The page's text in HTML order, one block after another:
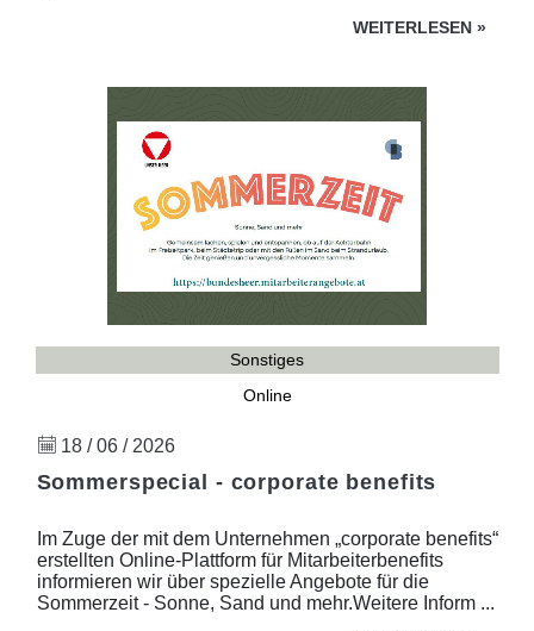
WEITERLESEN »
Sonstiges
Online
18 / 06 / 2026
Sommerspecial - corporate benefits
Im Zuge der mit dem Unternehmen „corporate benefits“
erstellten Online-Plattform für Mitarbeiterbenefits
informieren wir über spezielle Angebote für die
Sommerzeit - Sonne, Sand und mehr.Weitere Inform ...